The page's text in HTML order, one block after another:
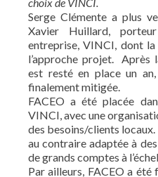
Serge Clémente a plus
Xavier Huillard,
entreprise, VINCI, dont
l’approche projet. Après
est resté en place un
finalement mitigée.
FACEO a été placée
VINCI, avec une
des besoins/clients locaux.
au contraire adaptée à
de grands comptes à
Par ailleurs, FACEO a été